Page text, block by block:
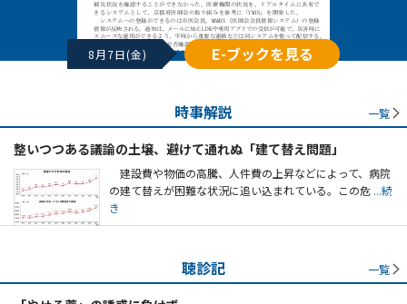
8月7日(金) E-ブックを見る
時事解説 一覧
整いつつある議論の土壌、避けて通れぬ「建て替え問題」
建設費や物価の高騰、人件費の上昇などによって、病院
の建て替えが困難な状況に追い込まれている。この危 ...続
き
聴診記 一覧